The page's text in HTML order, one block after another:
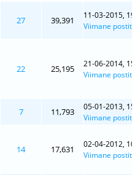
27 39,391
11-03-2015,
Viimane
22 25,195
21-06-2014,
Viimane
7 11,793
05-01-2013,
Viimane
14 17,631
02-04-2012,
Viimane